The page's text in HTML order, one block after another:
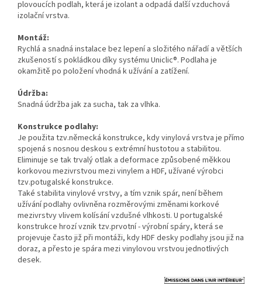
plovoucích podlah, která je izolant a odpadá další vzduchová
izolační vrstva.
Montáž:
Rychlá a snadná instalace bez lepení a složitého nářadí a větších
zkušeností s pokládkou díky systému Uniclic®. Podlaha je
okamžitě po položení vhodná k užívání a zatížení.
Údržba:
Snadná údržba jak za sucha, tak za vlhka.
Konstrukce podlahy:
Je použita tzv.německá konstrukce, kdy vinylová vrstva je přímo
spojená s nosnou deskou s extrémní hustotou a stabilitou.
Eliminuje se tak trvalý otlak a deformace způsobené měkkou
korkovou mezivrstvou mezi vinylem a HDF, užívané výrobci
tzv.potugalské konstrukce.
Také stabilita vinylové vrstvy, a tím vznik spár, není během
užívání podlahy ovlivněna rozměrovými změnami korkové
mezivrstvy vlivem kolísání vzdušné vlhkosti. U portugalské
konstrukce hrozí vznik tzv.prvotní - výrobní spáry, která se
projevuje často již při montáži, kdy HDF desky podlahy jsou již na
doraz, a přesto je spára mezi vinylovou vrstvou jednotlivých
desek.